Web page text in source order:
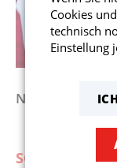
Nicole
Cookies
technisch
Einstellung